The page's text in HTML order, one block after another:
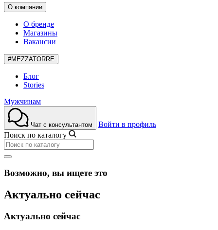
О компании
О бренде
Магазины
Вакансии
#MEZZATORRE
Блог
Stories
Мужчинам
Чат с консультантом
Войти в профиль
Поиск по каталогу
Возможно, вы ищете это
Актуально сейчас
Актуально сейчас